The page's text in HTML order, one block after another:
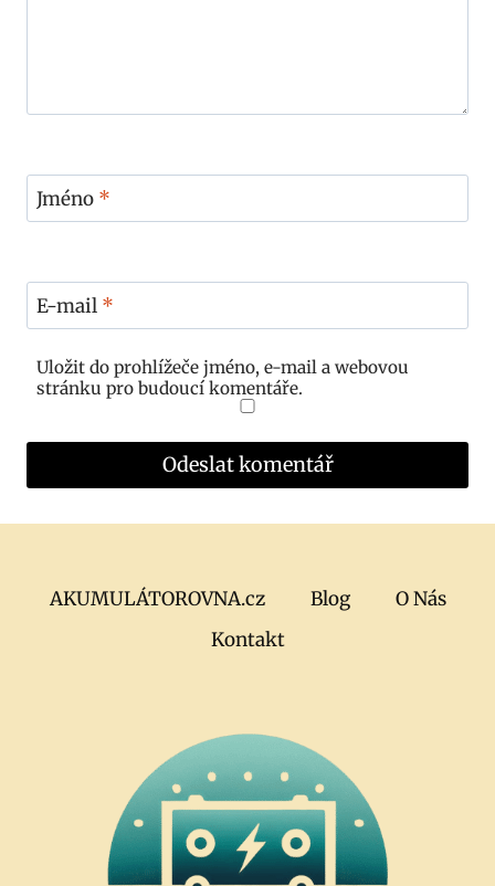
Jméno *
E-mail *
Uložit do prohlížeče jméno, e-mail a webovou
stránku pro budoucí komentáře.
AKUMULÁTOROVNA.cz Blog
O Nás
Kontakt